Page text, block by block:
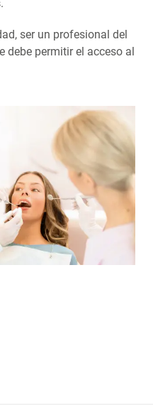
ser un profesional del
debe permitir el acceso al